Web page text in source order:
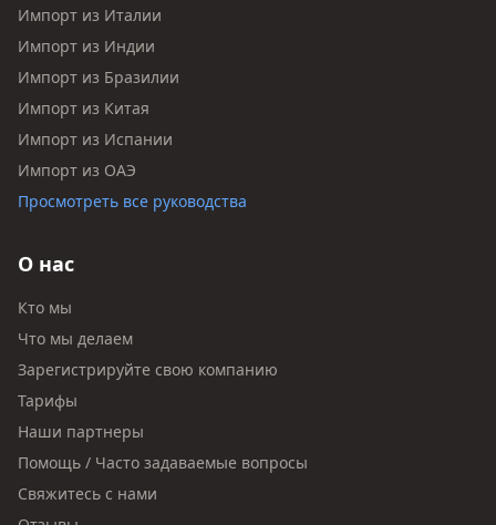
Импорт из Италии
Импорт из Индии
Импорт из Бразилии
Импорт из Китая
Импорт из Испании
Импорт из ОАЭ
Просмотреть все руководства
О нас
Кто мы
Что мы делаем
Зарегистрируйте свою компанию
Тарифы
Наши партнеры
Помощь / Часто задаваемые вопросы
Свяжитесь с нами